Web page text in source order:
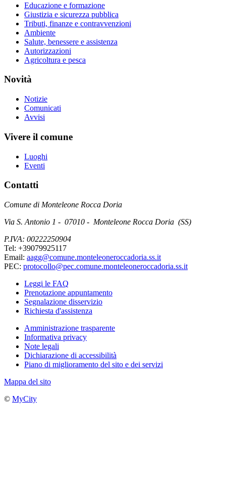
Educazione e formazione
Giustizia e sicurezza pubblica
Tributi, finanze e contravvenzioni
Ambiente
Salute, benessere e assistenza
Autorizzazioni
Agricoltura e pesca
Novità
Notizie
Comunicati
Avvisi
Vivere il comune
Luoghi
Eventi
Contatti
Comune di Monteleone Rocca Doria
Via S. Antonio 1 - 07010 - Monteleone Rocca Doria (SS)
P.IVA: 00222250904
Tel: +39079925117
Email: aagg@comune.monteleoneroccadoria.ss.it
PEC: protocollo@pec.comune.monteleoneroccadoria.ss.it
Leggi le FAQ
Prenotazione appuntamento
Segnalazione disservizio
Richiesta d'assistenza
Amministrazione trasparente
Informativa privacy
Note legali
Dichiarazione di accessibilità
Piano di miglioramento del sito e dei servizi
Mappa del sito
© MyCity